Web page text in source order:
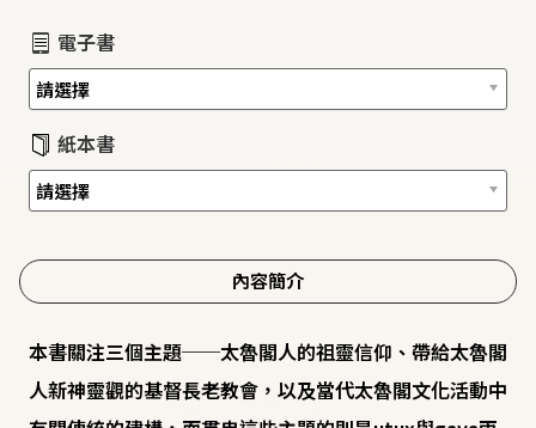
電子書
紙本書
內容簡介
本書關注三個主題──太魯閣人的祖靈信仰、帶給太魯閣
人新神靈觀的基督長老教會，以及當代太魯閣文化活動中